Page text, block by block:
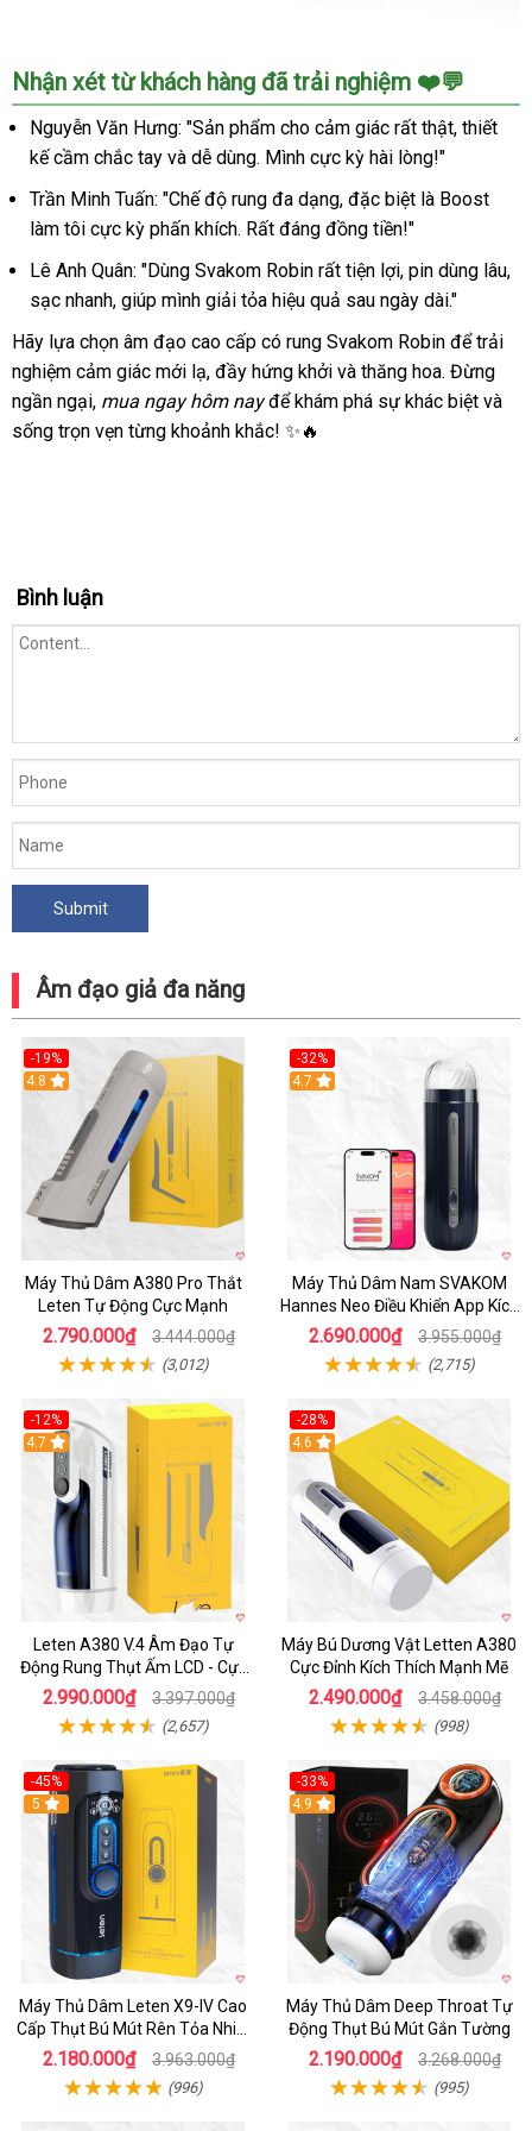
Âm
đạo
giả
cao
cấp
Svakom
Robin
mạnh
siêu
Nhận xét từ khách hàng đã trải nghiệm ❤️💬
Nguyễn Văn Hưng: "Sản phẩm cho cảm giác rất thật, thiết
kế cầm chắc tay và dễ dùng. Mình cực kỳ hài lòng!"
Trần Minh Tuấn: "Chế độ rung đa dạng, đặc biệt là Boost
làm tôi cực kỳ phấn khích. Rất đáng đồng tiền!"
Lê Anh Quân: "Dùng Svakom Robin rất tiện lợi, pin dùng lâu,
sạc nhanh, giúp mình giải tỏa hiệu quả sau ngày dài."
Hãy lựa chọn âm đạo cao cấp có rung Svakom Robin để trải
nghiệm cảm giác mới lạ, đầy hứng khởi và thăng hoa. Đừng
ngần ngại, mua ngay hôm nayđể khám phá sự khác biệt và
sống trọn vẹn từng khoảnh khắc! ✨🔥
Bình luận
Âm đạo giả đa năng
-19%
Hot
4.8
Máy Thủ Dâm A380 Pro Thắt
Leten Tự Động Cực Mạnh
2.790.000₫ 3.444.000₫
(3,012)
-32%
Hot
4.7
Máy Thủ Dâm Nam SVAKOM
Hannes Neo Điều Khiển App Kích
Thích
2.690.000₫ 3.955.000₫
(2,715)
-12%
Hot
4.7
Leten A380 V.4 Âm Đạo Tự
Động Rung Thụt Ấm LCD - Cực
Phê
2.990.000₫ 3.397.000₫
(2,657)
-28%
Hot
4.6
Máy Bú Dương Vật Letten A380
Cực Đỉnh Kích Thích Mạnh Mẽ
2.490.000₫ 3.458.000₫
(998)
-45%
Hot
5
Máy Thủ Dâm Leten X9-IV Cao
Cấp Thụt Bú Mút Rên Tỏa Nhiệt
Sạc Pin
2.180.000₫ 3.963.000₫
(996)
-33%
Hot
4.9
Máy Thủ Dâm Deep Throat Tự
Động Thụt Bú Mút Gắn Tường
2.190.000₫ 3.268.000₫
(995)